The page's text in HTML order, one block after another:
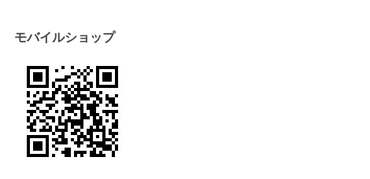
モバイルショップ